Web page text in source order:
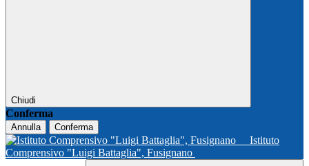
Chiudi
Conferma
Annulla Conferma
Istituto
Comprensivo "Luigi Battaglia", Fusignano